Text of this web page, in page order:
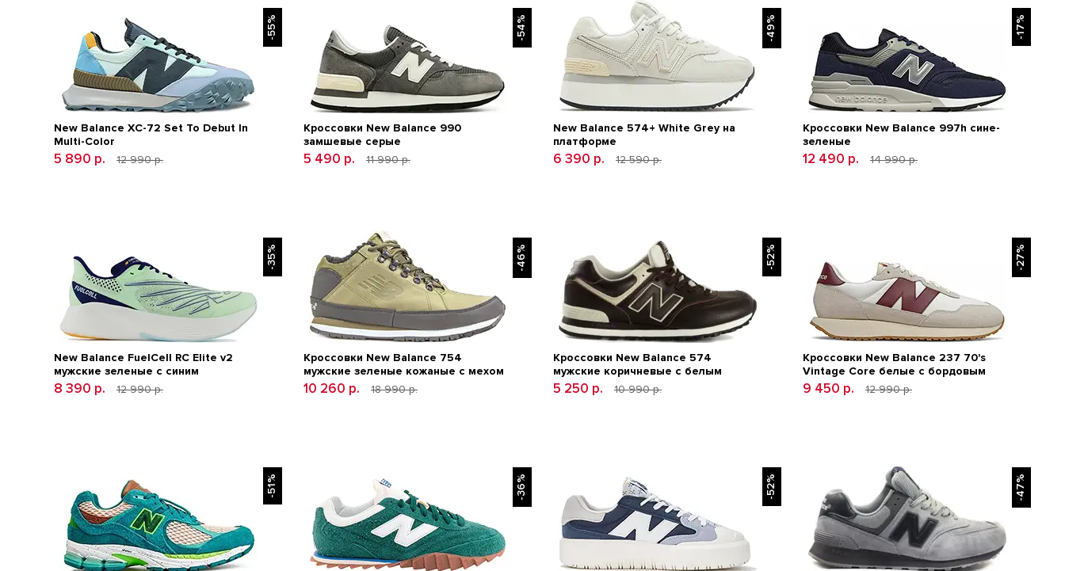
-55%
New Balance XC-72 Set To Debut In
Multi-Color
5 890 р. 12 990 р.
-54%
Кроссовки New Balance 990
замшевые серые
5 490 р. 11 990 р.
-49%
New Balance 574+ White Grey на
платформе
6 390 р. 12 590 р.
-17%
Кроссовки New Balance 997h сине-
зеленые
12 490 р. 14 990 р.
-35%
New Balance FuelCell RC Elite v2
мужские зеленые с синим
8 390 р. 12 990 р.
-46%
Кроссовки New Balance 754
мужские зеленые кожаные с мехом
10 260 р. 18 990 р.
-52%
Кроссовки New Balance 574
мужские коричневые с белым
5 250 р. 10 990 р.
-27%
Кроссовки New Balance 237 70's
Vintage Core белые с бордовым
9 450 р. 12 990 р.
-51% -36% -52% -47%